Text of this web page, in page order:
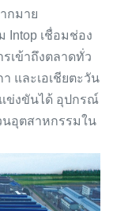
กมาย
Intop เชื่อมช่อง
เข้าถึงตลาดทั่ว
และเอเชียตะวัน
ข่งขันได้ อุปกรณ์
นอุตสาหกรรมใน